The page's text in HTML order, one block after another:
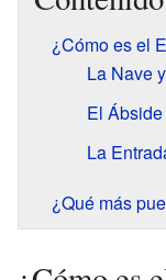
¿Cómo es el
La Nave
El
La
¿Qué más